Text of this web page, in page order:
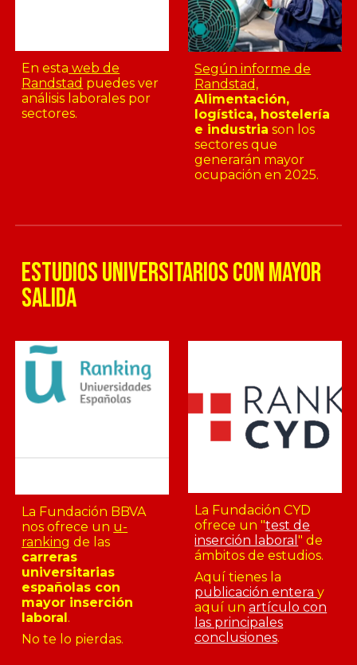
En esta web de
Randstad puedes ver
análisis laborales por
sectores.
Según informe de
Randstad,
Alimentación,
logística, hostelería
e industria son los
sectores que
generarán mayor
ocupación en 2025.
estudios universitarios con mayor
salida
La Fundación BBVA
nos ofrece un u-
ranking de las
carreras
universitarias
españolas con
mayor inserción
laboral.
No te lo pierdas.
La Fundación CYD
ofrece un "test de
inserción laboral" de
ámbitos de estudios.
Aquí tienes la
publicación enteray
aquí unartículo con
las principales
conclusiones.